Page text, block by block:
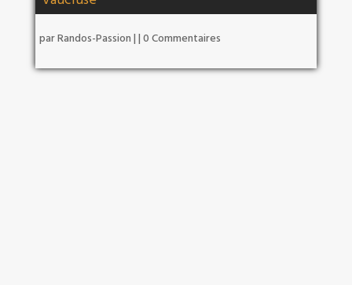
parRandos-Passion | | 0 Commentaires